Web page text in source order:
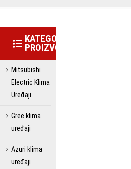
KATEGORIJE
PROIZVODA
Mitsubishi
Electric Klima
Uređaji
Gree klima
uređaji
Azuri klima
uređaji